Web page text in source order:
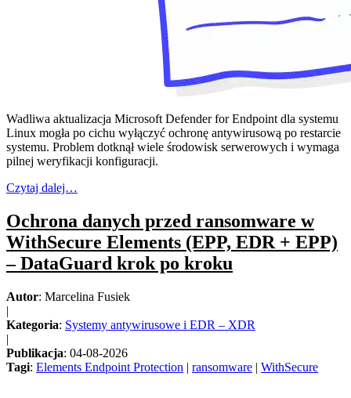
Wadliwa aktualizacja Microsoft Defender for Endpoint dla systemu
Linux mogła po cichu wyłączyć ochronę antywirusową po restarcie
systemu. Problem dotknął wiele środowisk serwerowych i wymaga
pilnej weryfikacji konfiguracji.
Czytaj dalej…
Ochrona danych przed ransomware w
WithSecure Elements (EPP, EDR + EPP)
– DataGuard krok po kroku
Autor: Marcelina Fusiek
|
Kategoria: Systemy antywirusowe i EDR – XDR
|
Publikacja: 04-08-2026
Tagi: Elements Endpoint Protection | ransomware | WithSecure